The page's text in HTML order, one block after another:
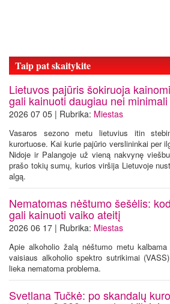
Taip pat skaitykite
Lietuvos pajūris šokiruoja
gali kainuoti daugiau nei
2026 07 05 | Rubrika: Miestas
Vasaros sezono metu lietuvius itin
kurortuose. Kai kurie pajūrio verslininkai per
Nidoje ir Palangoje už vieną nakvynę
prašo tokių sumų, kurios viršija Lietuvoje
algą.
Nematomas nėštumo šešėlis:
gali kainuoti vaiko ateitį
2026 06 17 | Rubrika: Miestas
Apie alkoholio žalą nėštumo metu
vaisiaus alkoholio spektro sutrikimai
lieka nematoma problema.
Svetlana Tučkė: po skandalų